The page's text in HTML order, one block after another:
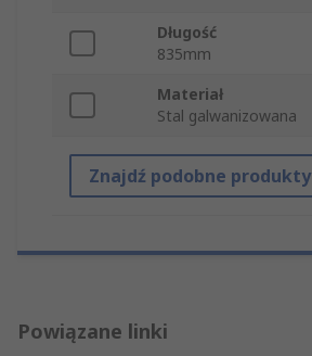
Długość
835mm
Materiał
Stal galwanizowana
Znajdź podobne produkty
Powiązane linki